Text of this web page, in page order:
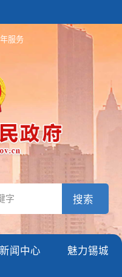
服务
新闻中心 魅力锡城